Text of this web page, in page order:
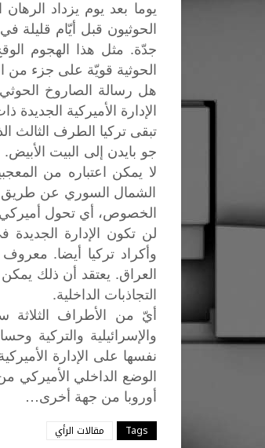
يوما بعد يوم يزداد
الحوثيون قبل أيّام
جدّة. مثل هذا الهجوم
الحوثية قويّة على جزء من
هل رسالة الصاروخ
الإدارة الأميركية
تبقى تركيا الطرف الثالث
جو بايدن إلى البيت
لا يمكن اعتباره من
الشمال السوري عن طريق
الخصوص، أي تحول أميركي
لن تكون الإدارة
وأكراد تركيا أيضا.
العراق. يعتقد أن ذلك
التجاذبات الداخلية.
أيّ من الأطراف الثلاثة
والإسرائيلية والتركية
نفسها على الإدارة
الوضع الداخلي الأميركي
أوروبا من جهة أخرى…
Tags مقالات الرأي